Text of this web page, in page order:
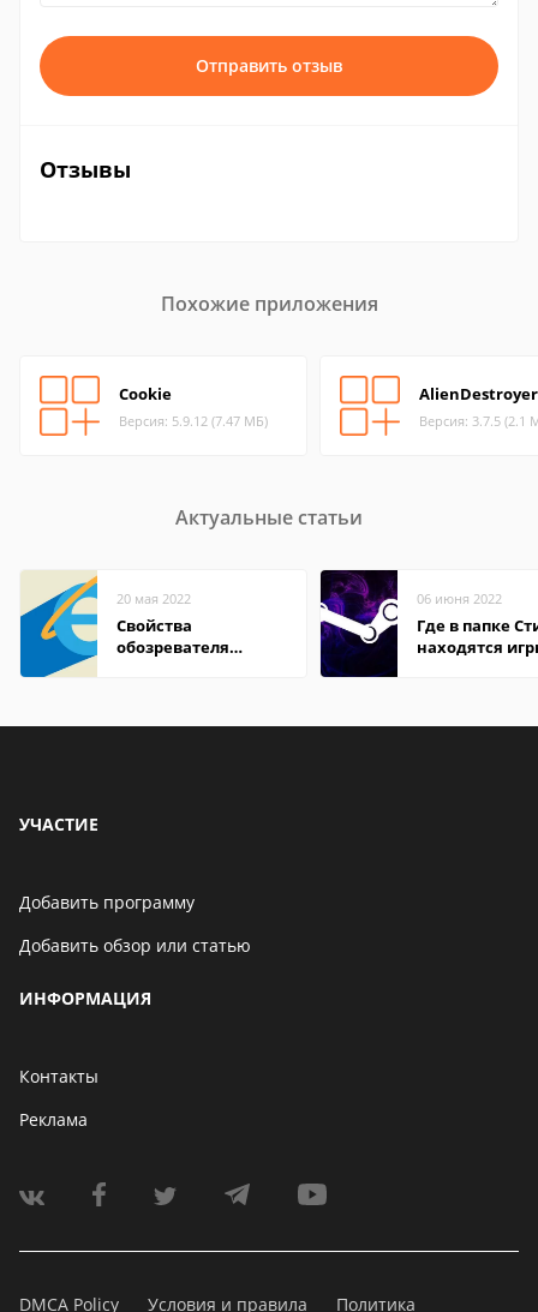
Отправить отзыв
Отзывы
Похожие приложения
Cookie
Версия: 5.9.12 (7.47 МБ)
AlienDestroyer
Версия: 3.7.5 (2.1
Актуальные статьи
20 мая 2022
Свойства
обозревателя
06 июня 2022
Где в папке
находятся
УЧАСТИЕ
Добавить программу
Добавить обзор или статью
ИНФОРМАЦИЯ
Контакты
Реклама
DMCA Policy Условия и правила Политика